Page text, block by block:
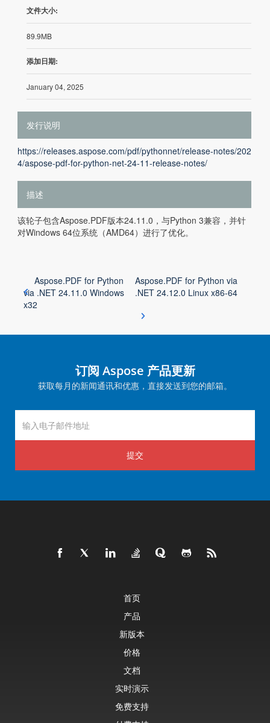
文件大小:
89.9MB
添加日期:
January 04, 2025
发行说明
https://releases.aspose.com/pdf/pythonnet/release-notes/202
4/aspose-pdf-for-python-net-24-11-release-notes/
描述
该轮子包含Aspose.PDF版本24.11.0，与Python 3兼容，并针
对Windows 64位系统（AMD64）进行了优化。
Aspose.PDF for Python
via .NET 24.11.0 Windows
x32
Aspose.PDF for Python via
.NET 24.12.0 Linux x86-64
订阅 Aspose 产品更新
获取每月的新闻通讯和优惠，直接发送到您的邮箱。
提交
首页
产品
新版本
价格
文档
实时演示
免费支持